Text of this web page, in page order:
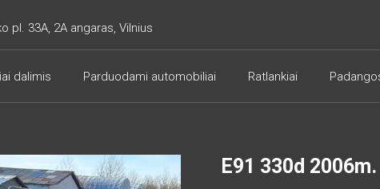
pl. 33A, 2A angaras, Vilnius
dalimis Parduodami automobiliai Ratlankiai
E91 330d